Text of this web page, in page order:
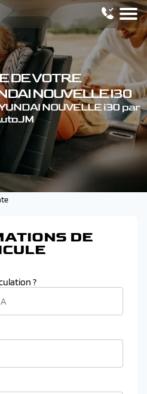
DE VOTRE
NOUVELLE I30
NOUVELLE i30 par
DE
?